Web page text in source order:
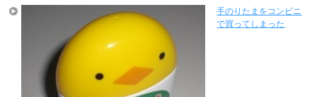
手のりたまをコンビニ
で買ってしまった